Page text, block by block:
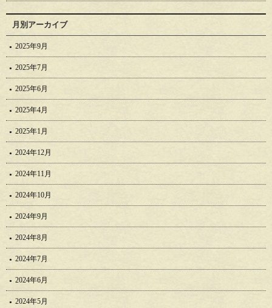
月別アーカイブ
2025年9月
2025年7月
2025年6月
2025年4月
2025年1月
2024年12月
2024年11月
2024年10月
2024年9月
2024年8月
2024年7月
2024年6月
2024年5月